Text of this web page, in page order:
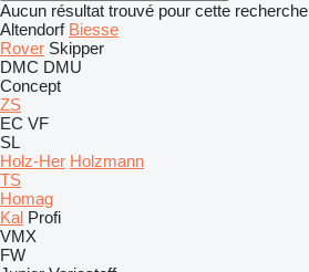
Aucun résultat trouvé pour cette recherche
Altendorf Biesse
Rover Skipper
DMC DMU
Concept
ZS
EC VF
SL
Holz-Her Holzmann
TS
Homag
Kal Profi
VMX
FW